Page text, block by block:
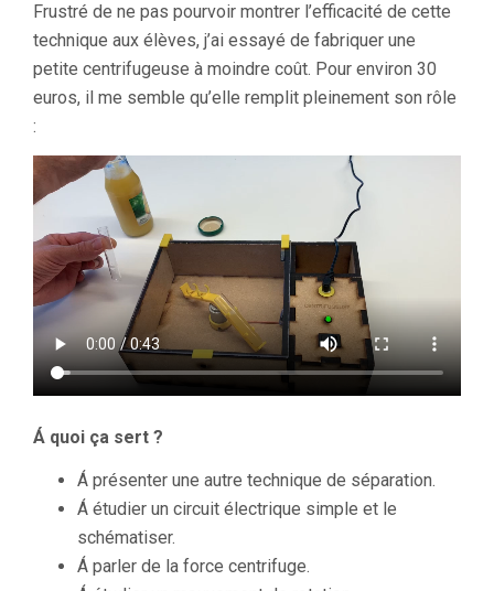
Frustré de ne pas pourvoir montrer l’efficacité de cette
technique aux élèves, j’ai essayé de fabriquer une
petite centrifugeuse à moindre coût. Pour environ 30
euros, il me semble qu’elle remplit pleinement son rôle
:
Á quoi ça sert ?
Á présenter une autre technique de séparation.
Á étudier un circuit électrique simple et le
schématiser.
Á parler de la force centrifuge.